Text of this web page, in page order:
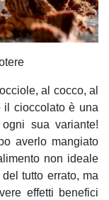
al cocco, al
il cioccolato è una
sua variante!
averlo mangiato
non ideale
tutto errato, ma
effetti benefici